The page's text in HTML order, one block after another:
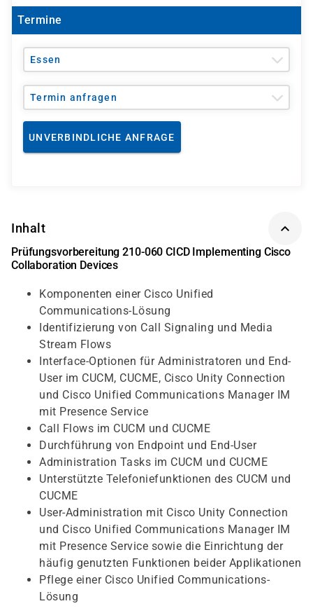
Termine
Essen
Termin anfragen
UNVERBINDLICHE ANFRAGE
Inhalt
Prüfungsvorbereitung 210-060 CICD Implementing Cisco
Collaboration Devices
Komponenten einer Cisco Unified
Communications-Lösung
Identifizierung von Call Signaling und Media
Stream Flows
Interface-Optionen für Administratoren und End-
User im CUCM, CUCME, Cisco Unity Connection
und Cisco Unified Communications Manager IM
mit Presence Service
Call Flows im CUCM und CUCME
Durchführung von Endpoint und End-User
Administration Tasks im CUCM und CUCME
Unterstützte Telefoniefunktionen des CUCM und
CUCME
User-Administration mit Cisco Unity Connection
und Cisco Unified Communications Manager IM
mit Presence Service sowie die Einrichtung der
häufig genutzten Funktionen beider Applikationen
Pflege einer Cisco Unified Communications-
Lösung